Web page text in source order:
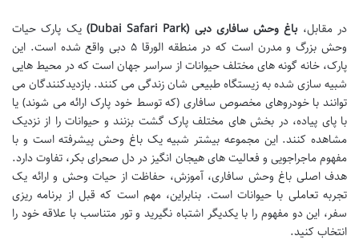
در مقابل، باغ وحش سافاری دبی (Dubai Safari Park)
یک پارک حیات
وحش بزرگ و مدرن است که در منطقه الورقا ۵ دبی واقع شده است. این
پارک، خانه گونه های مختلف حیوانات از سراسر جهان است که در محیط هایی
شبیه سازی شده به زیستگاه طبیعی شان زندگی می کنند. بازدیدکنندگان می
توانند با خودروهای مخصوص سافاری (که توسط خود پارک ارائه می شوند) یا
با پای پیاده، در بخش های مختلف پارک گشت بزنند و حیوانات را از نزدیک
مشاهده کنند. این مجموعه بیشتر شبیه یک باغ وحش پیشرفته است و با
مفهوم ماجراجویی و فعالیت های هیجان انگیز در دل صحرای بکر، تفاوت دارد.
هدف اصلی باغ وحش سافاری، آموزش، حفاظت از حیات وحش و ارائه یک
تجربه تعاملی با حیوانات است. بنابراین، مهم است که قبل از برنامه ریزی
سفر، این دو مفهوم را با یکدیگر اشتباه نگیرید و تور متناسب با علاقه خود را
انتخاب کنید.